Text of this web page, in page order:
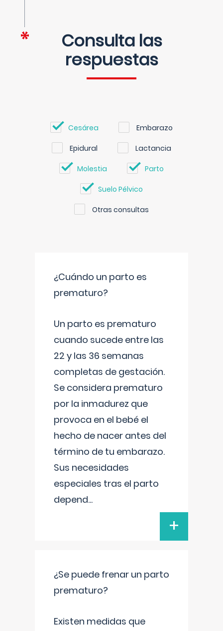
Consulta las
respuestas
Cesárea Embarazo
Epidural Lactancia
Molestia Parto
Suelo Pélvico
Otras consultas
¿Cuándo un parto es
prematuro?
Un parto es prematuro
cuando sucede entre las
22 y las 36 semanas
completas de gestación.
Se considera prematuro
por la inmadurez que
provoca en el bebé el
hecho de nacer antes del
término de tu embarazo.
Sus necesidades
especiales tras el parto
depend...
+
¿Se puede frenar un parto
prematuro?
Existen medidas que